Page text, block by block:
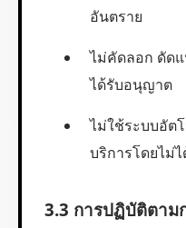
อันตราย
ไม่คัดลอก ดัด
ได้รับอนุญาต
ไม่ใช้ระบบอัต
บริการโดยไม่
3.3 การปฏิบัติตาม